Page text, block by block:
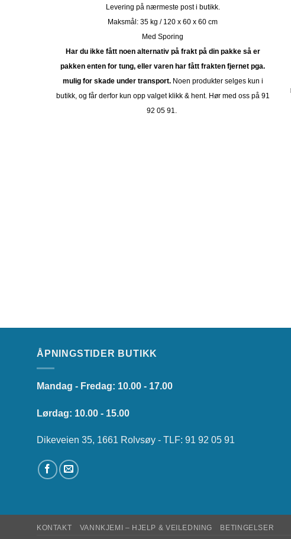
Levering på nærmeste post i butikk.
Maksmål: 35 kg / 120 x 60 x 60 cm
Med Sporing
Har du ikke fått noen alternativ på frakt på din pakke så er
pakken enten for tung, eller varen har fått frakten fjernet pga.
mulig for skade under transport.Noen produkter selges kun i
butikk, og får derfor kun opp valget klikk & hent. Hør med oss på 91
92 05 91.
ÅPNINGSTIDER BUTIKK
Mandag - Fredag: 10.00 - 17.00
Lørdag: 10.00 - 15.00
Dikeveien 35, 1661 Rolvsøy - TLF: 91 92 05 91
KONTAKT VANNKJEMI – HJELP & VEILEDNING BETINGELSER